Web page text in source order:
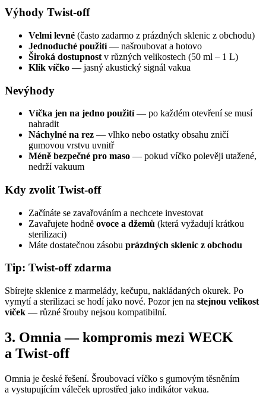
Výhody Twist-off
Velmi levné (často zadarmo z prázdných sklenic z obchodu)
Jednoduché použití— našroubovat a hotovo
Široká dostupnost v různých velikostech (50 ml – 1 L)
Klik víčko — jasný akustický signál vakua
Nevýhody
Víčka jen na jedno použití— po každém otevření se musí
nahradit
Náchylné na rez — vlhko nebo ostatky obsahu zničí
gumovou vrstvu uvnitř
Méně bezpečné pro maso — pokud víčko polevěji utažené,
nedrží vakuum
Kdy zvolit Twist-off
Začínáte se zavařováním a nechcete investovat
Zavařujete hodně ovoce a džemů (která vyžadují krátkou
sterilizaci)
Máte dostatečnou zásobu prázdných sklenic z obchodu
Tip: Twist-off zdarma
Sbírejte sklenice z marmelády, kečupu, nakládaných okurek. Po
vymytí a sterilizaci se hodí jako nové. Pozor jen na stejnou velikost
víček — různé šrouby nejsou kompatibilní.
3. Omnia — kompromis mezi WECK
a Twist-off
Omnia je české řešení. Šroubovací víčko s gumovým těsněním
a vystupujícím váleček uprostřed jako indikátor vakua.